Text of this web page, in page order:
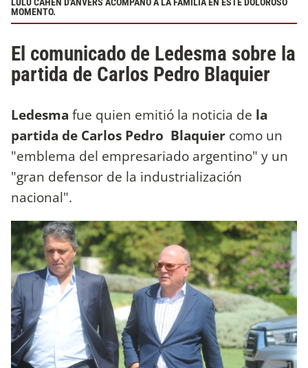
LULU CAHEN D'ANVERS ACOMPAÑÓ A LA FAMILIA EN ESTE DOLOROSO
MOMENTO.
El comunicado de Ledesma sobre la
partida de Carlos Pedro Blaquier
Ledesma fue quien emitió la noticia de la
partida de Carlos Pedro Blaquier como un
"emblema del empresariado argentino" y un
"gran defensor de la industrialización
nacional".